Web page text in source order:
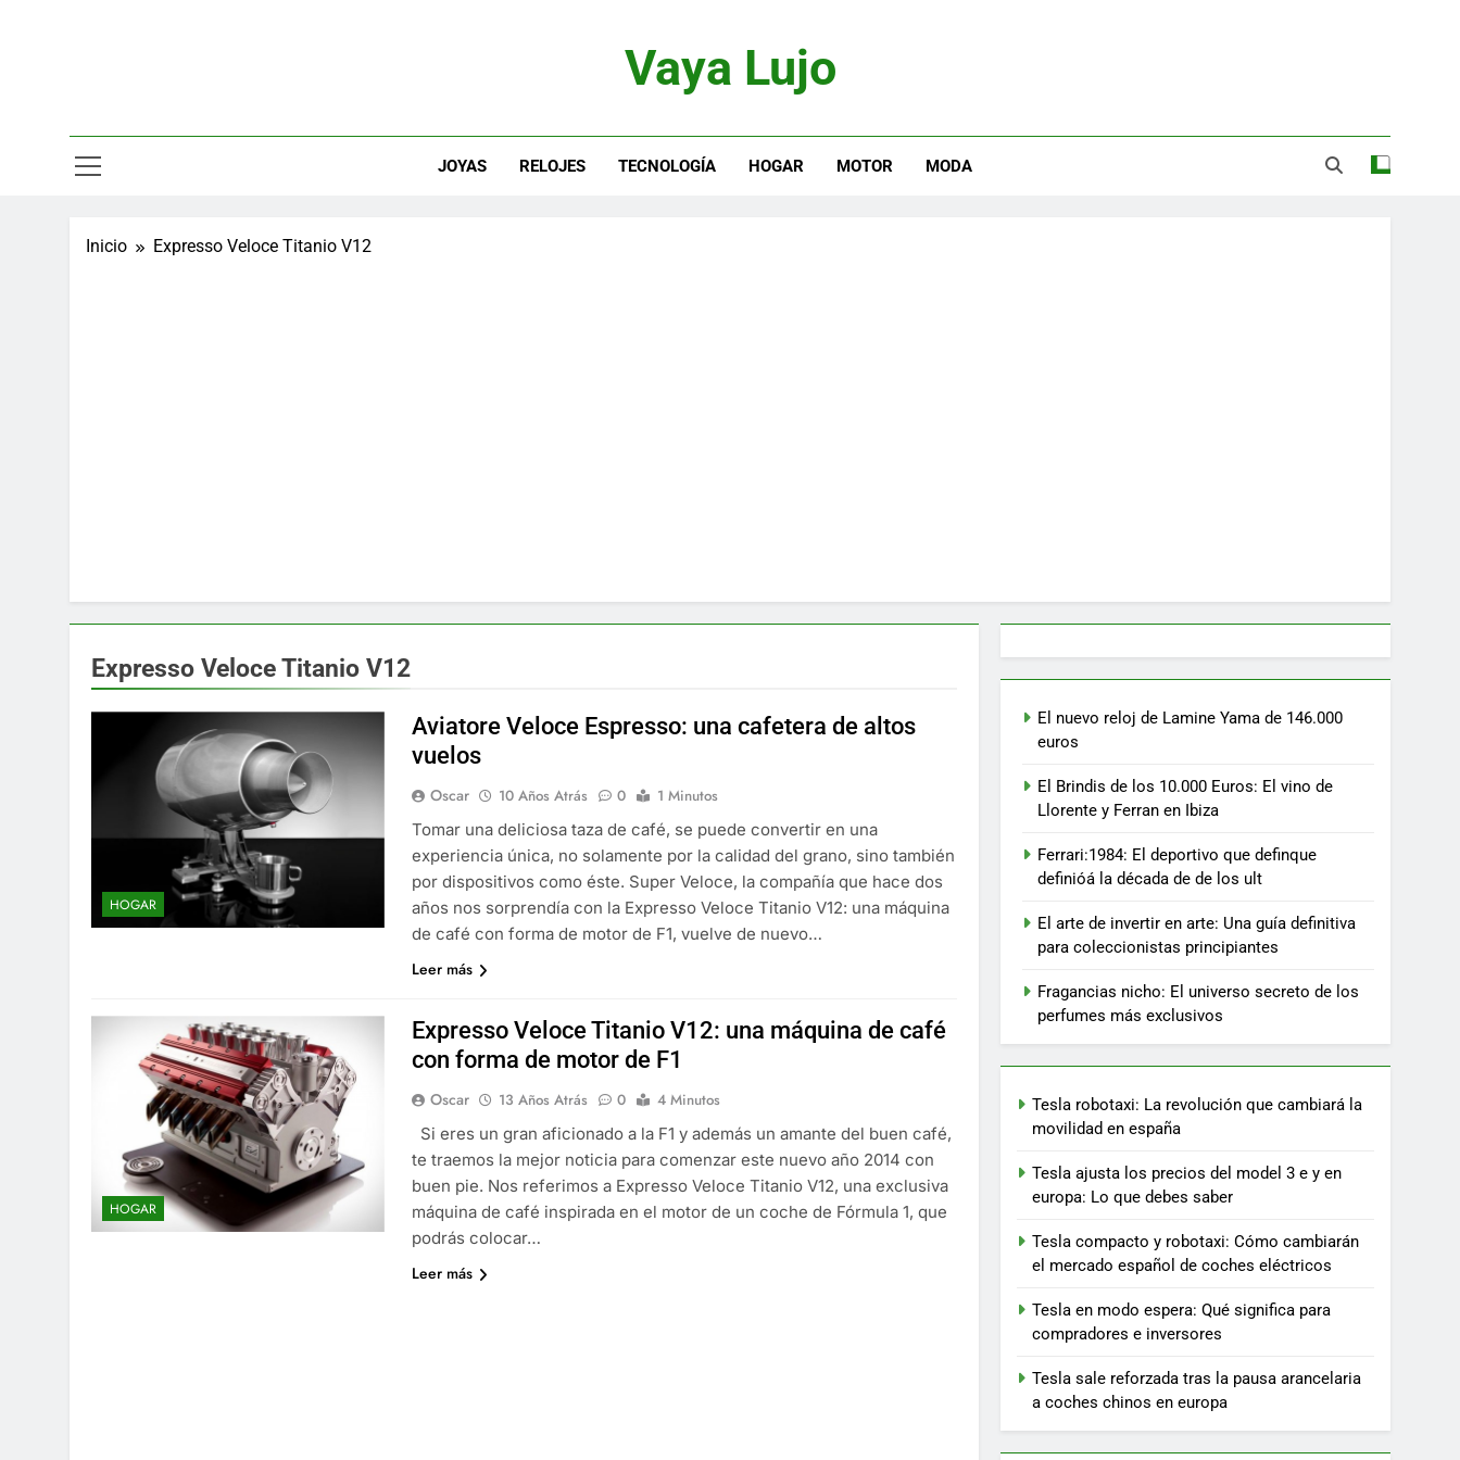
Vaya Lujo
JOYAS RELOJES TECNOLOGÍA HOGAR MOTOR MODA
Inicio Expresso Veloce Titanio V12
Expresso Veloce Titanio V12
HOGAR
Aviatore Veloce Espresso: una cafetera de altos
vuelos
Oscar 10 Años Atrás 0
1 Minutos
Tomar una deliciosa taza de café, se puede convertir en una
experiencia única, no solamente por la calidad del grano, sino también
por dispositivos como éste. Super Veloce, la compañía que hace dos
años nos sorprendía con la Expresso Veloce Titanio V12: una máquina
de café con forma de motor de F1, vuelve de nuevo…
Leer más
HOGAR
Expresso Veloce Titanio V12: una máquina de café
con forma de motor de F1
Oscar 13 Años Atrás 0
4 Minutos
Si eres un gran aficionado a la F1 y además un amante del buen café,
te traemos la mejor noticia para comenzar este nuevo año 2014 con
buen pie. Nos referimos a Expresso Veloce Titanio V12, una exclusiva
máquina de café inspirada en el motor de un coche de Fórmula 1, que
podrás colocar…
Leer más
El nuevo reloj de Lamine Yama de 146.000
euros
El Brindis de los 10.000 Euros: El vino de
Llorente y Ferran en Ibiza
Ferrari:1984: El deportivo que definque
definióá la década de de los ult
El arte de invertir en arte: Una guía definitiva
para coleccionistas principiantes
Fragancias nicho: El universo secreto de los
perfumes más exclusivos
Tesla robotaxi: La revolución que cambiará la
movilidad en españa
Tesla ajusta los precios del model 3 e y en
europa: Lo que debes saber
Tesla compacto y robotaxi: Cómo cambiarán
el mercado español de coches eléctricos
Tesla en modo espera: Qué significa para
compradores e inversores
Tesla sale reforzada tras la pausa arancelaria
a coches chinos en europa